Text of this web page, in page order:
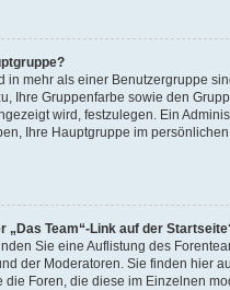
in mehr als einer Benutzergruppe
Ihre Gruppenfarbe sowie den
wird, festzulegen. Ein
Ihre Hauptgruppe im
„Das Team“-Link auf der
Sie eine Auflistung des
der Moderatoren. Sie finden hier
die Foren, die diese im Einzelnen